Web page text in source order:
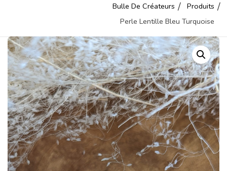
Bulle De Créateurs
Produits
Perle Lentille Bleu Turquoise